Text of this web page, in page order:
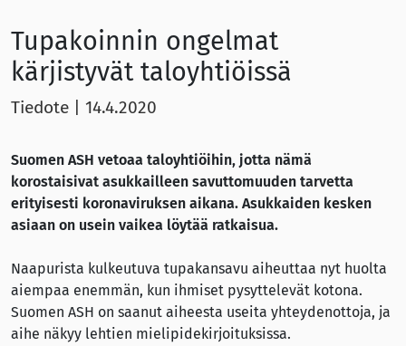
Tupakoinnin ongelmat
kärjistyvät taloyhtiöissä
Tiedote 14.4.2020
Suomen ASH vetoaa taloyhtiöihin, jotta nämä
korostaisivat asukkailleen savuttomuuden tarvetta
erityisesti koronaviruksen aikana. Asukkaiden kesken
asiaan on usein vaikea löytää ratkaisua.
Naapurista kulkeutuva tupakansavu aiheuttaa nyt huolta
aiempaa enemmän, kun ihmiset pysyttelevät kotona.
Suomen ASH on saanut aiheesta useita yhteydenottoja, ja
aihe näkyy lehtien mielipidekirjoituksissa.